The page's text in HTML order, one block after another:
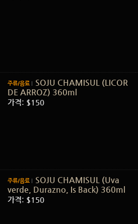
주류/음료
SOJU CHAMISUL (LICOR
DE ARROZ) 360ml
가격: $150
주류/음료
SOJU CHAMISUL (Uva
verde, Durazno, Is Back) 360ml
가격: $150